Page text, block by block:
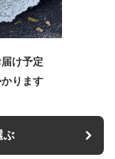
け予定
かります
ぶ